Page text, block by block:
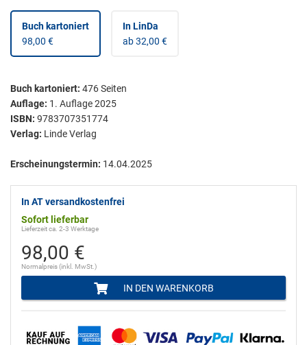
Buch kartoniert
98,00 €
In LinDa
ab 32,00 €
Buch kartoniert: 476Seiten
Auflage: 1. Auflage 2025
ISBN: 9783707351774
Verlag: Linde Verlag
Erscheinungstermin: 14.04.2025
In AT versandkostenfrei
Sofort lieferbar
Lieferzeit ca. 2-3 Werktage
98,00 €
Normalpreis (inkl. MwSt.)
IN DEN WARENKORB